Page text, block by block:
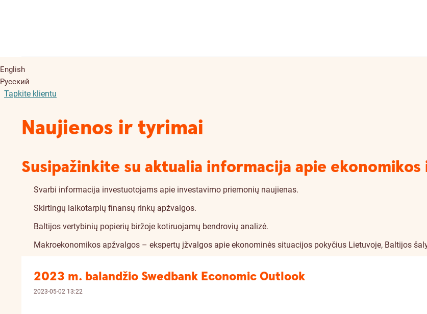
English
Русский
Tapkite klientu
Naujienos ir tyrimai
Susipažinkite su aktualia informacija apie
Svarbi informacija investuotojams apie investavimo priemonių naujienas.
Skirtingų laikotarpių finansų rinkų apžvalgos.
Baltijos vertybinių popierių biržoje kotiruojamų bendrovių analizė.
Makroekonomikos apžvalgos – ekspertų įžvalgos apie ekonominės situacijos pokyčius Lietuvoje, Baltijos
2023 m. balandžio Swedbank Economic Outlook
2023-05-02 13:22